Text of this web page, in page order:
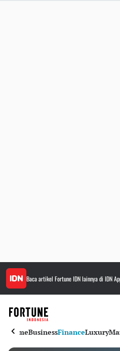
Baca artikel Fortune IDNlainnya di IDN
HomeBusinessFinanceLuxury